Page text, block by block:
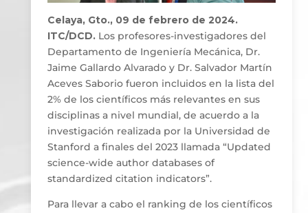
Celaya, Gto., 09 de febrero de 2024.
ITC/DCD. Los profesores-investigadores del
Departamento de Ingeniería Mecánica, Dr.
Jaime Gallardo Alvarado y Dr. Salvador Martín
Aceves Saborio fueron incluidos en la lista del
2% de los científicos más relevantes en sus
disciplinas a nivel mundial, de acuerdo a la
investigación realizada por la Universidad de
Stanford a finales del 2023 llamada “Updated
science-wide author databases of
standardized citation indicators”.
Para llevar a cabo el ranking de los científicos